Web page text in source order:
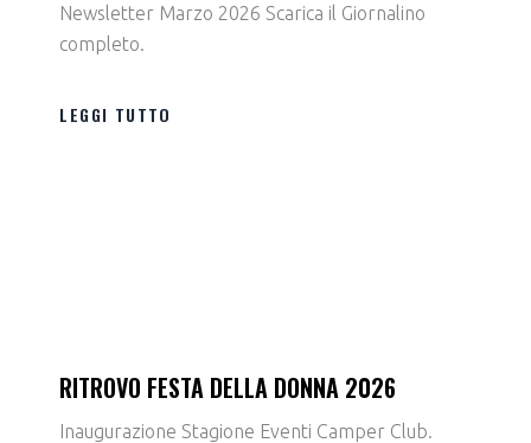
Newsletter Marzo 2026 Scarica il Giornalino
completo.
LEGGI TUTTO
RITROVO FESTA DELLA DONNA 2026
Inaugurazione Stagione Eventi Camper Club.